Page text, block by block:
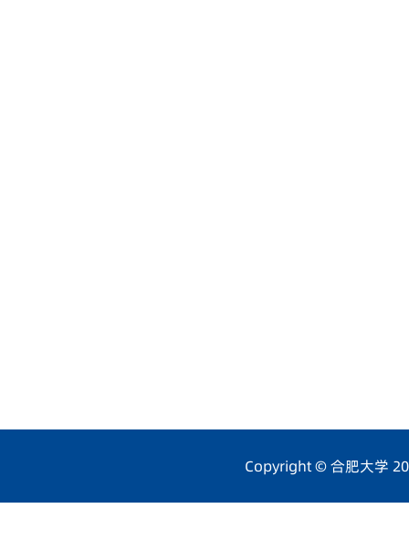
Copyright © 合肥大学